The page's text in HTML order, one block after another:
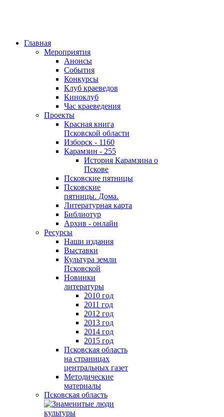
Главная
Мероприятия
Анонсы
События
Конкурсы
Клуб краеведов
Киноклуб
Час краеведения
Проекты
Красная книга
Псковской области
Изборск - 1160
Карамзин - 255
История Карамзина о
Пскове
Псковские пятницы
Псковские
пятницы. Дома.
Литературная карта
Библиотур
Архив - онлайн
Ресурсы
Наши издания
Выставки
Культура земли
Псковской
Новинки
литературы
2010 год
2011 год
2012 год
2013 год
2014 год
2015 год
Псковская область
на страницах
центральных газет
Методические
материалы
Псковская область